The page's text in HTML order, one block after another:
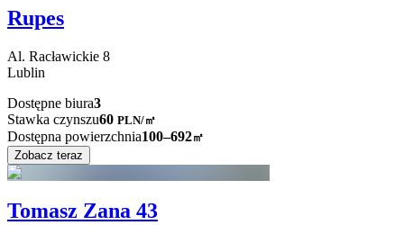
Rupes
Al. Racławickie 8
Lublin
Dostępne biura3
Stawka czynszu60 PLN/㎡
Dostępna powierzchnia100–692㎡
Zobacz teraz
Tomasz Zana 43